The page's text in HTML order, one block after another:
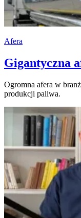
Afera
Gigantyczna
Ogromna afera w
produkcji paliwa.